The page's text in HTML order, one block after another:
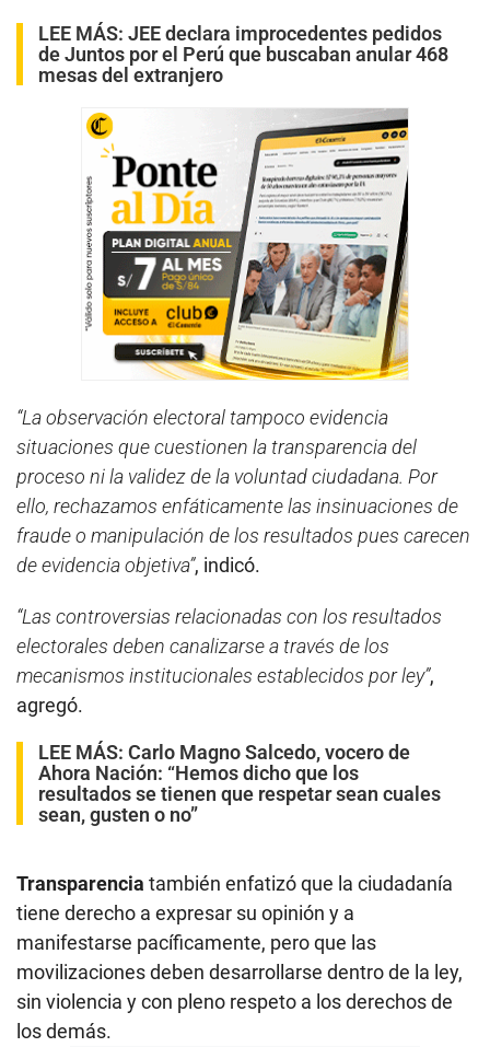
LEE MÁS: JEE declara improcedentes pedidos
de Juntos por el Perú que buscaban anular 468
mesas del extranjero
“La observación electoral tampoco evidencia
situaciones que cuestionen la transparencia del
proceso ni la validez de la voluntad ciudadana. Por
ello, rechazamos enfáticamente las insinuaciones de
fraude o manipulación de los resultados pues carecen
de evidencia objetiva”, indicó.
“Las controversias relacionadas con los resultados
electorales deben canalizarse a través de los
mecanismos institucionales establecidos por ley”,
agregó.
LEE MÁS: Carlo Magno Salcedo, vocero de
Ahora Nación: “Hemos dicho que los
resultados se tienen que respetar sean cuales
sean, gusten o no”
Transparencia también enfatizó que la ciudadanía
tiene derecho a expresar su opinión y a
manifestarse pacíficamente, pero que las
movilizaciones deben desarrollarse dentro de la ley,
sin violencia y con pleno respeto a los derechos de
los demás.